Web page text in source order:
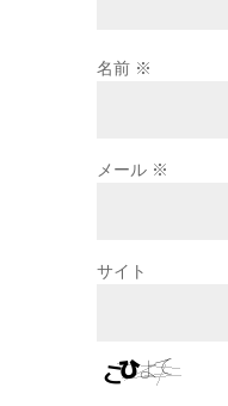
名前 ※
メール ※
サイト